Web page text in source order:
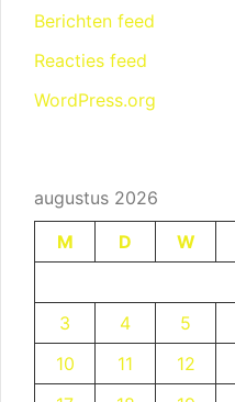
Berichten feed
Reacties feed
WordPress.org
augustus 2026
M
D W
3
4 5
10
11 12